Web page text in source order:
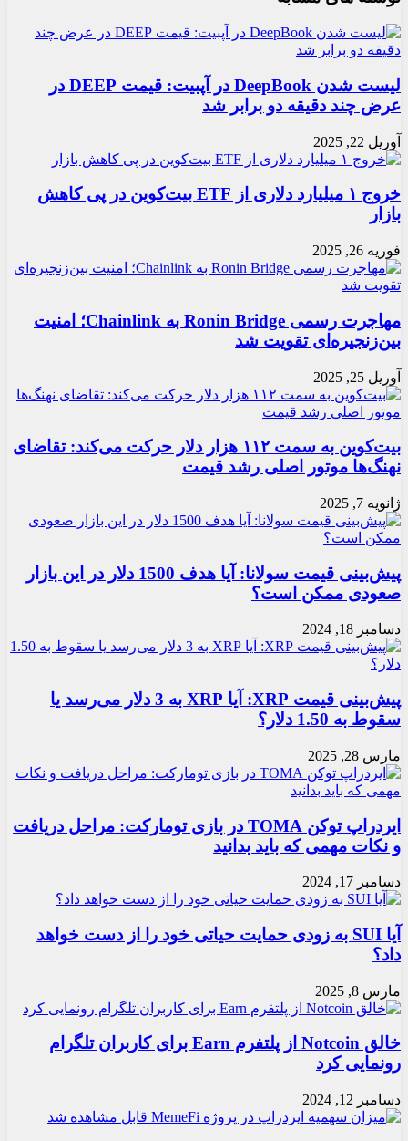
لیست شدن DeepBook در آپبیت: قیمت DEEP در
عرض چند دقیقه دو برابر شد
آوریل 22, 2025
خروج ۱ میلیارد دلاری از ETF بیت‌کوین در پی کاهش
بازار
فوریه 26, 2025
مهاجرت رسمی Ronin Bridge به Chainlink؛ امنیت
بین‌زنجیره‌ای تقویت شد
آوریل 25, 2025
بیت‌کوین به سمت ۱۱۲ هزار دلار حرکت می‌کند: تقاضای
نهنگ‌ها موتور اصلی رشد قیمت
ژانویه 7, 2025
پیش‌بینی قیمت سولانا: آیا هدف 1500 دلار در این بازار
صعودی ممکن است؟
دسامبر 18, 2024
پیش‌بینی قیمت XRP: آیا XRP به 3 دلار می‌رسد یا
سقوط به 1.50 دلار؟
مارس 28, 2025
ایردراپ توکن TOMA در بازی تومارکت: مراحل دریافت
و نکات مهمی که باید بدانید
دسامبر 17, 2024
آیا SUI به زودی حمایت حیاتی خود را از دست خواهد
داد؟
مارس 8, 2025
خالق Notcoin از پلتفرم Earn برای کاربران تلگرام
رونمایی کرد
دسامبر 12, 2024